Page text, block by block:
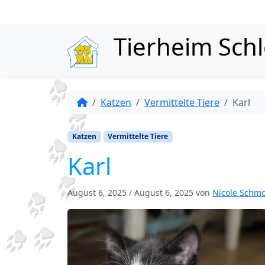
Tierheim
Katzen Vermittelte Tiere Karl
Katzen Vermittelte Tiere
Karl
August 6, 2025 / August 6, 2025 von Nicole